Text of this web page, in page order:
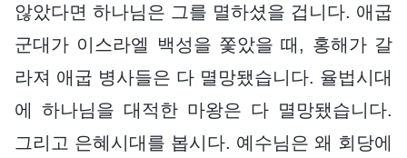
않았다면 하나님은 그를 멸하셨을 겁니다. 애굽
군대가 이스라엘 백성을 쫓았을 때, 홍해가 갈
라져 애굽 병사들은 다 멸망됐습니다. 율법시대
에 하나님을 대적한 마왕은 다 멸망됐습니다.
그리고 은혜시대를 봅시다. 예수님은 왜 회당에